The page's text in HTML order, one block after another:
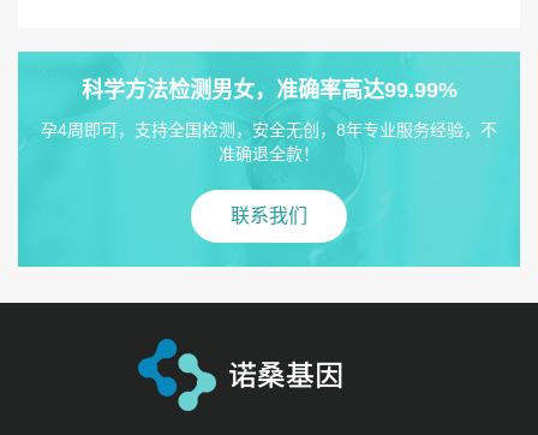
科学方法检测男女，准确率高达99.99%
孕4周即可，支持全国检测，安全无创，8年专业服务经验，不
准确退全款！
联系我们